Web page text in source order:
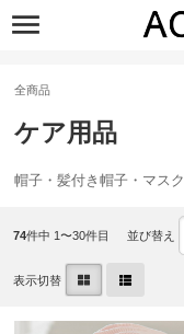
全商品
ケア用品
帽子・髪付き帽子・マスク
74件中 1〜30件目 並び替え
表示切替